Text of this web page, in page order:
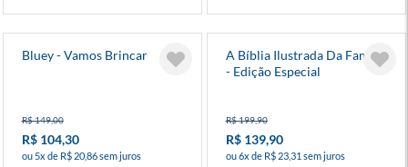
Bluey - Vamos Brincar
R$ 149,00
R$ 104,30
ou 5x de R$ 20,86 sem juros
A Bíblia Ilustrada Da Família
- Edição Especial
R$ 199,90
R$ 139,90
ou 6x de R$ 23,31 sem juros